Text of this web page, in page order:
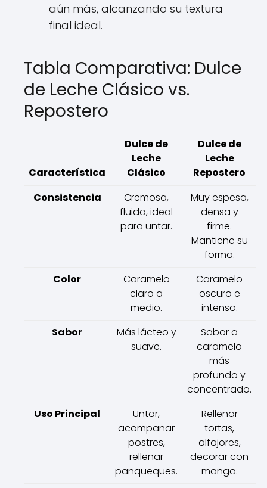
aún más, alcanzando su textura
final ideal.
Tabla Comparativa: Dulce
de Leche Clásico vs.
Repostero
Característica
Dulce de
Leche
Clásico
Dulce de
Leche
Repostero
Consistencia
Cremosa,
fluida, ideal
para untar.
Muy espesa,
densa y
firme.
Mantiene su
forma.
Color
Caramelo
claro a
medio.
Caramelo
oscuro e
intenso.
Sabor
Más lácteo y
suave.
Sabor a
caramelo
más
profundo y
concentrado.
Uso Principal
Untar,
acompañar
postres,
rellenar
panqueques.
Rellenar
tortas,
alfajores,
decorar con
manga.